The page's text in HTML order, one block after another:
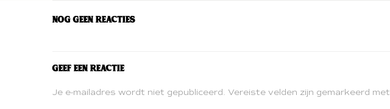
Nog geen reacties
Geef een reactie
Je e-mailadres wordt niet gepubliceerd. Vereiste velden zijn gemarkeerd met